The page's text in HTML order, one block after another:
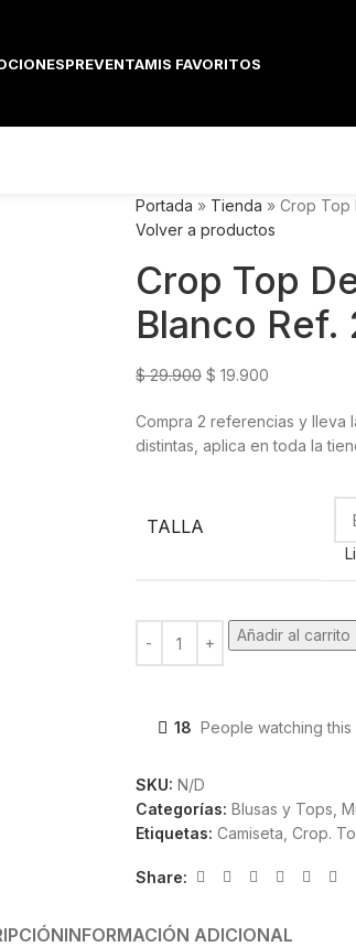
PREVENTAMIS FAVORITOS
Portada » Tienda » Crop Top
Volver a productos
Crop Top
Blanco Ref.
$29.900 $ 19.900
Compra 2 referencias y lleva
distintas, aplica en toda la
TALLA
Añadir al carrito
18 People watching
SKU: N/D
Categorías: Blusas y Tops
Etiquetas: Camiseta Crop.
Share:
INFORMACIÓN ADICIONAL